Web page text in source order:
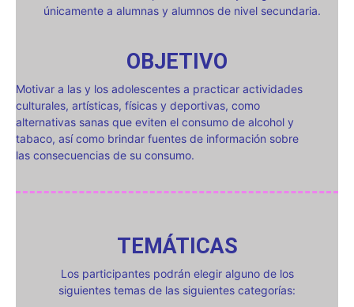
únicamente a alumnas y alumnos de nivel secundaria.
OBJETIVO
Motivar a las y los adolescentes a practicar actividades
culturales, artísticas, físicas y deportivas, como
alternativas sanas que eviten el consumo de alcohol y
tabaco, así como brindar fuentes de información sobre
las consecuencias de su consumo.
TEMÁTICAS
Los participantes podrán elegir alguno de los
siguientes temas de las siguientes categorías: